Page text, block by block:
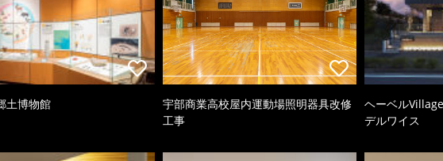
土博物館
宇部商業高校屋内運動場照明器具改修
工事
ヘーベル
デルワイス